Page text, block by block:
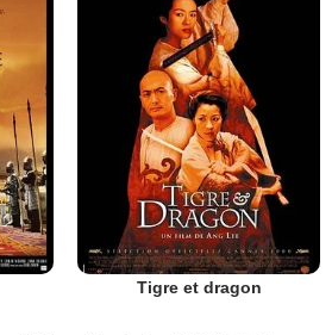
Tigre et dragon